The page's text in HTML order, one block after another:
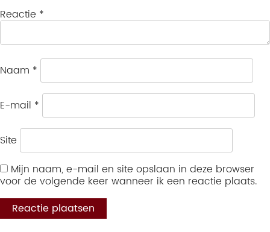
Reactie *
Naam *
E-mail *
Site
Mijn naam, e-mail en site opslaan in deze browser
voor de volgende keer wanneer ik een reactie plaats.